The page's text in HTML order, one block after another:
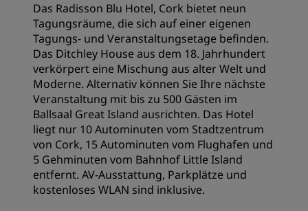
Das Radisson Blu Hotel, Cork bietet neun
Tagungsräume, die sich auf einer eigenen
Tagungs- und Veranstaltungsetage befinden.
Das Ditchley House aus dem 18. Jahrhundert
verkörpert eine Mischung aus alter Welt und
Moderne. Alternativ können Sie Ihre nächste
Veranstaltung mit bis zu 500 Gästen im
Ballsaal Great Island ausrichten. Das Hotel
liegt nur 10 Autominuten vom Stadtzentrum
von Cork, 15 Autominuten vom Flughafen und
5 Gehminuten vom Bahnhof Little Island
entfernt. AV-Ausstattung, Parkplätze und
kostenloses WLAN sind inklusive.